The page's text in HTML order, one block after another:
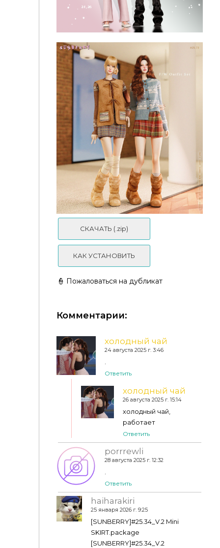
Sunberry - Spring Formal Outfit 24.26
Sunberry - #25.73 FW Outfit Set
СКАЧАТЬ (.zip)
КАК УСТАНОВИТЬ
👮 Пожаловаться на дубликат
Комментарии:
холодный чай
24 августа 2025 г. 3:46
Ответить
холодный чай
26 августа 2025 г. 15:14
холодный чай,
работает
Ответить
porrrewli
28 августа 2025 г. 12:32
Ответить
haiharakiri
25 января 2026 г. 9:25
[SUNBERRY]#25.34_V.2 Mini
SKIRT.package
[SUNBERRY]#25.34_V.2